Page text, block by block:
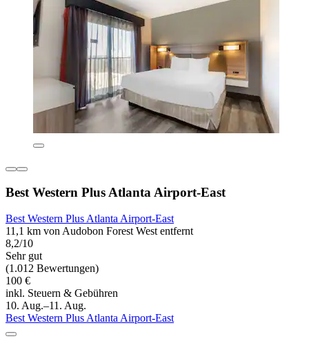
Best Western Plus Atlanta Airport-East
Best Western Plus Atlanta Airport-East
11,1 km von Audobon Forest West entfernt
8,2/10
Sehr gut
(1.012 Bewertungen)
100 €
inkl. Steuern & Gebühren
10. Aug.–11. Aug.
Best Western Plus Atlanta Airport-East